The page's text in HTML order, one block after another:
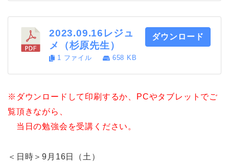
2023.09.16レジュ
メ（杉原先生）
1 ファイル 658 KB
ダウンロード
※ダウンロードして印刷するか、PCやタブレットでご
覧頂きながら、
当日の勉強会を受講ください。
＜日時＞9月16日（土）